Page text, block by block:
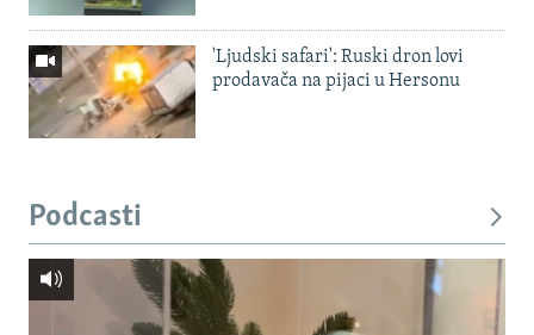
'Ljudski safari': Ruski dron lovi
prodavača na pijaci u Hersonu
Podcasti